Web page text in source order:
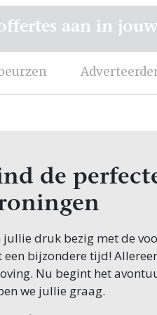
aan in
de
jullie druk bezig met de
een bijzondere tijd!
Nu begint het
we jullie graag.